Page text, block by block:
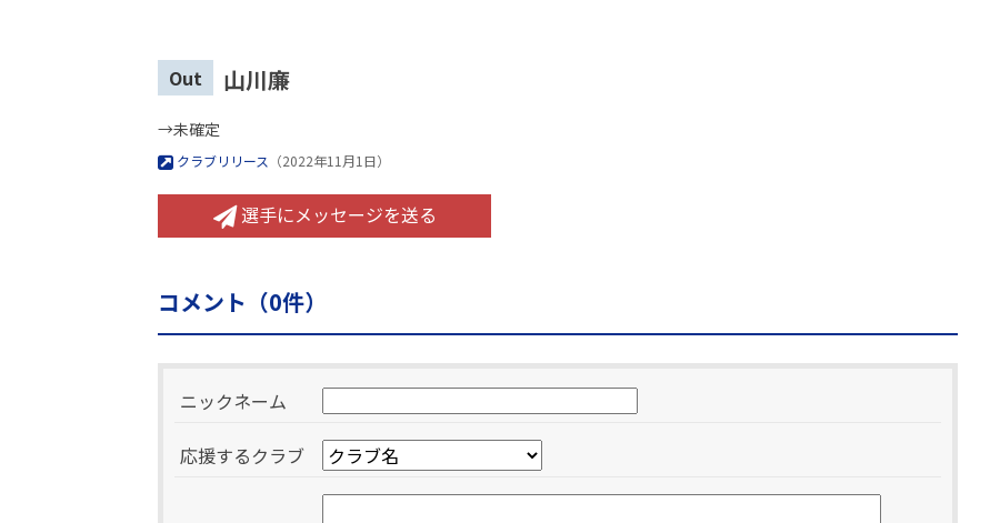
Out 山川廉
→未確定
クラブリリース （2022年11月1日）
選手にメッセージを送る
コメント（0件）
ニックネーム
応援するクラブ